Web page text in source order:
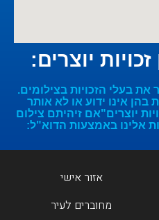
יוצרים:
בעלי הזכויות בצילומים.
בהן אינו ידוע או לא אותר
ל"חוק זכויות יוצרים"אם זיהיתם צילום
אלינו באמצעות הדוא"ל:
אזור אישי
מחוברים לעיר